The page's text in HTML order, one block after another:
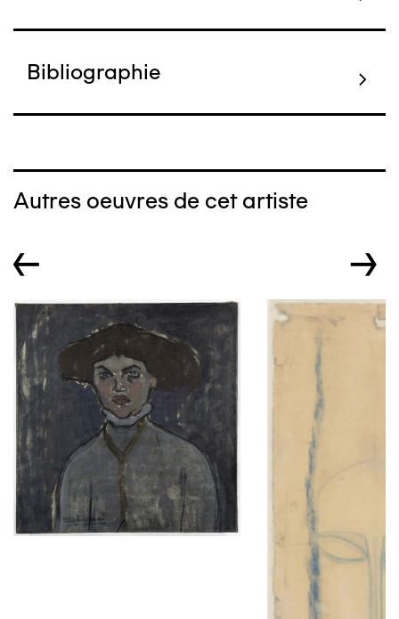
Bibliographie
Autres oeuvres de cet artiste
← →